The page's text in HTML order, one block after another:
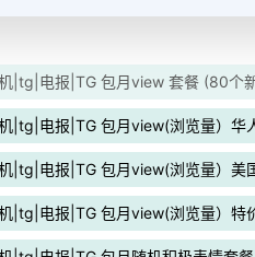
|tg|电报|TG 包月view 套餐 (80个
|tg|电报|TG 包月view(浏览量）华
|tg|电报|TG 包月view(浏览量）美
|tg|电报|TG 包月view(浏览量）特